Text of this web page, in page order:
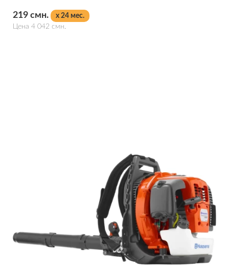
219 смн.
x 24 мес.
Цена 4 042 смн.